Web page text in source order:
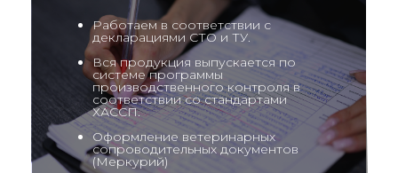
Работаем в соответствии с
декларациями СТО и ТУ.
Вся продукция выпускается по
системе программы
производственного контроля в
соответствии со стандартами
ХАССП.
Оформление ветеринарных
сопроводительных документов
(Меркурий)